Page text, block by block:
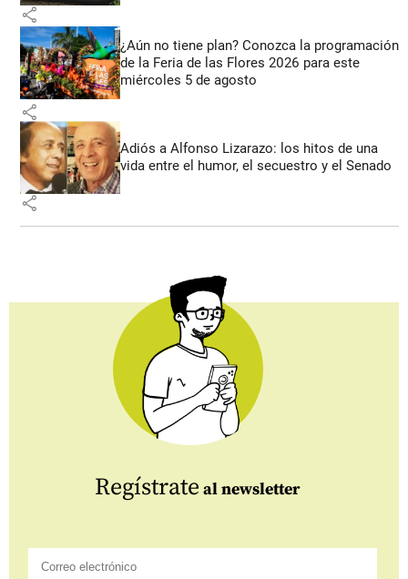
share
¿Aún no tiene plan? Conozca la programación
de la Feria de las Flores 2026 para este
miércoles 5 de agosto
share
Adiós a Alfonso Lizarazo: los hitos de una
vida entre el humor, el secuestro y el Senado
share
Regístrate al newsletter